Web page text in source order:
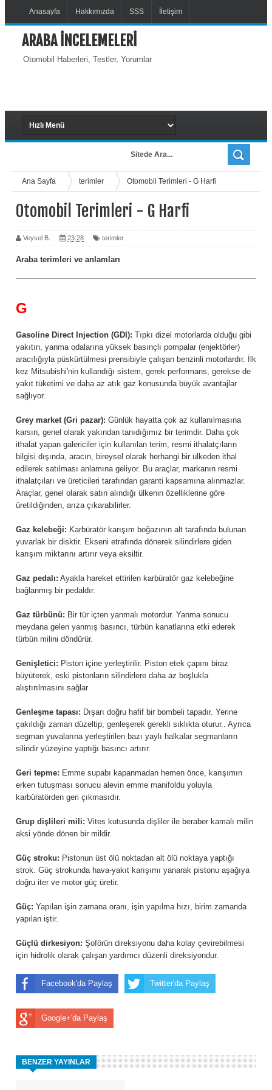
Anasayfa Hakkımızda SSS İletişim
ARABA İNCELEMELERİ
Otomobil Haberleri, Testler, Yorumlar
Ana Sayfa terimler Otomobil Terimleri - G Harfi
Otomobil Terimleri - G Harfi
Veysel B. 23:28 terimler
Araba terimleri ve anlamları
G
Gasoline Direct Injection (GDI): Tıpkı dizel motorlarda olduğu gibi
yakıtın, yanma odalarına yüksek basınçlı pompalar (enjektörler)
aracılığıyla püskürtülmesi prensibiyle çalışan benzinli motorlardır. İlk
kez Mitsubishi'nin kullandığı sistem, gerek performans, gerekse de
yakıt tüketimi ve daha az atık gaz konusunda büyük avantajlar
sağlıyor.
Grey market (Gri pazar): Günlük hayatta çok az kullanılmasına
karsın, genel olarak yakından tanıdığımız bir terimdir. Daha çok
ithalat yapan galericiler için kullanılan terim, resmi ithalatçıların
bilgisi dışında, aracın, bireysel olarak herhangi bir ülkeden ithal
edilerek satılması anlamına geliyor. Bu araçlar, markanın resmi
ithalatçıları ve üreticileri tarafından garanti kapsamına alınmazlar.
Araçlar, genel olarak satın alındığı ülkenin özelliklerine göre
üretildiğinden, arıza çıkarabilirler.
Gaz kelebeği: Karbüratör karışım boğazının alt tarafında bulunan
yuvarlak bir disktir. Ekseni etrafında dönerek silindirlere giden
karışım miktarını artırır veya eksiltir.
Gaz pedalı: Ayakla hareket ettirilen karbüratör gaz kelebeğine
bağlanmış bir pedaldır.
Gaz türbünü: Bir tür içten yanmalı motordur. Yanma sonucu
meydana gelen yanmış basıncı, türbün kanatlarına etki ederek
türbün milini döndürür.
Genişletici: Piston içine yerleştirilir. Piston etek çapını biraz
büyüterek, eski pistonların silindirlere daha az boşlukla
alıştırılmasını sağlar
Genleşme tapası: Dışarı doğru hafif bir bombeli tapadır. Yerine
çakıldığı zaman düzeltip, genleşerek gerekli sıklıkta oturur.. Ayrıca
segman yuvalarına yerleştirilen bazı yaylı halkalar segmanların
silindir yüzeyine yaptığı basıncı artırır.
Geri tepme: Emme supabı kapanmadan hemen önce, karışımın
erken tutuşması sonucu alevin emme manifoldu yoluyla
karbüratörden geri çıkmasıdır.
Grup dişlileri mili: Vites kutusunda dişliler ile beraber kamalı milin
aksi yönde dönen bir mildir.
Güç stroku: Pistonun üst ölü noktadan alt ölü noktaya yaptığı
strok. Güç strokunda hava-yakıt karışımı yanarak pistonu aşağıya
doğru iter ve motor güç üretir.
Güç: Yapılan işin zamana oranı, işin yapılma hızı, birim zamanda
yapılan iştir.
Güçlü dirkesiyon: Şoförün direksiyonu daha kolay çevirebilmesi
için hidrolik olarak çalışan yardımcı düzenli direksiyondur.
Facebook'da Paylaş Twitter'da Paylaş
Google+'da Paylaş
BENZER YAYINLAR